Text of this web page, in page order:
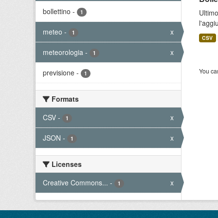
bollettino - 1
meteo - 1 x
meteorologia - 1 x
previsione - 1
Formats
CSV - 1 x
JSON - 1 x
Licenses
Creative Commons... - 1 x
CSV
You